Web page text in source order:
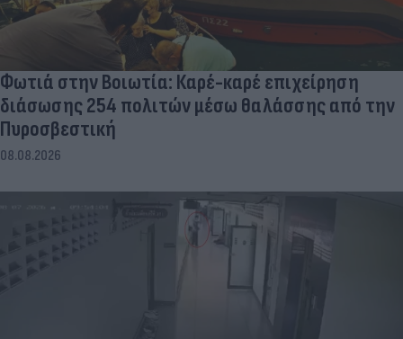
Φωτιά στην Βοιωτία: Καρέ-καρέ επιχείρηση
διάσωσης 254 πολιτών μέσω θαλάσσης από την
Πυροσβεστική
08.08.2026